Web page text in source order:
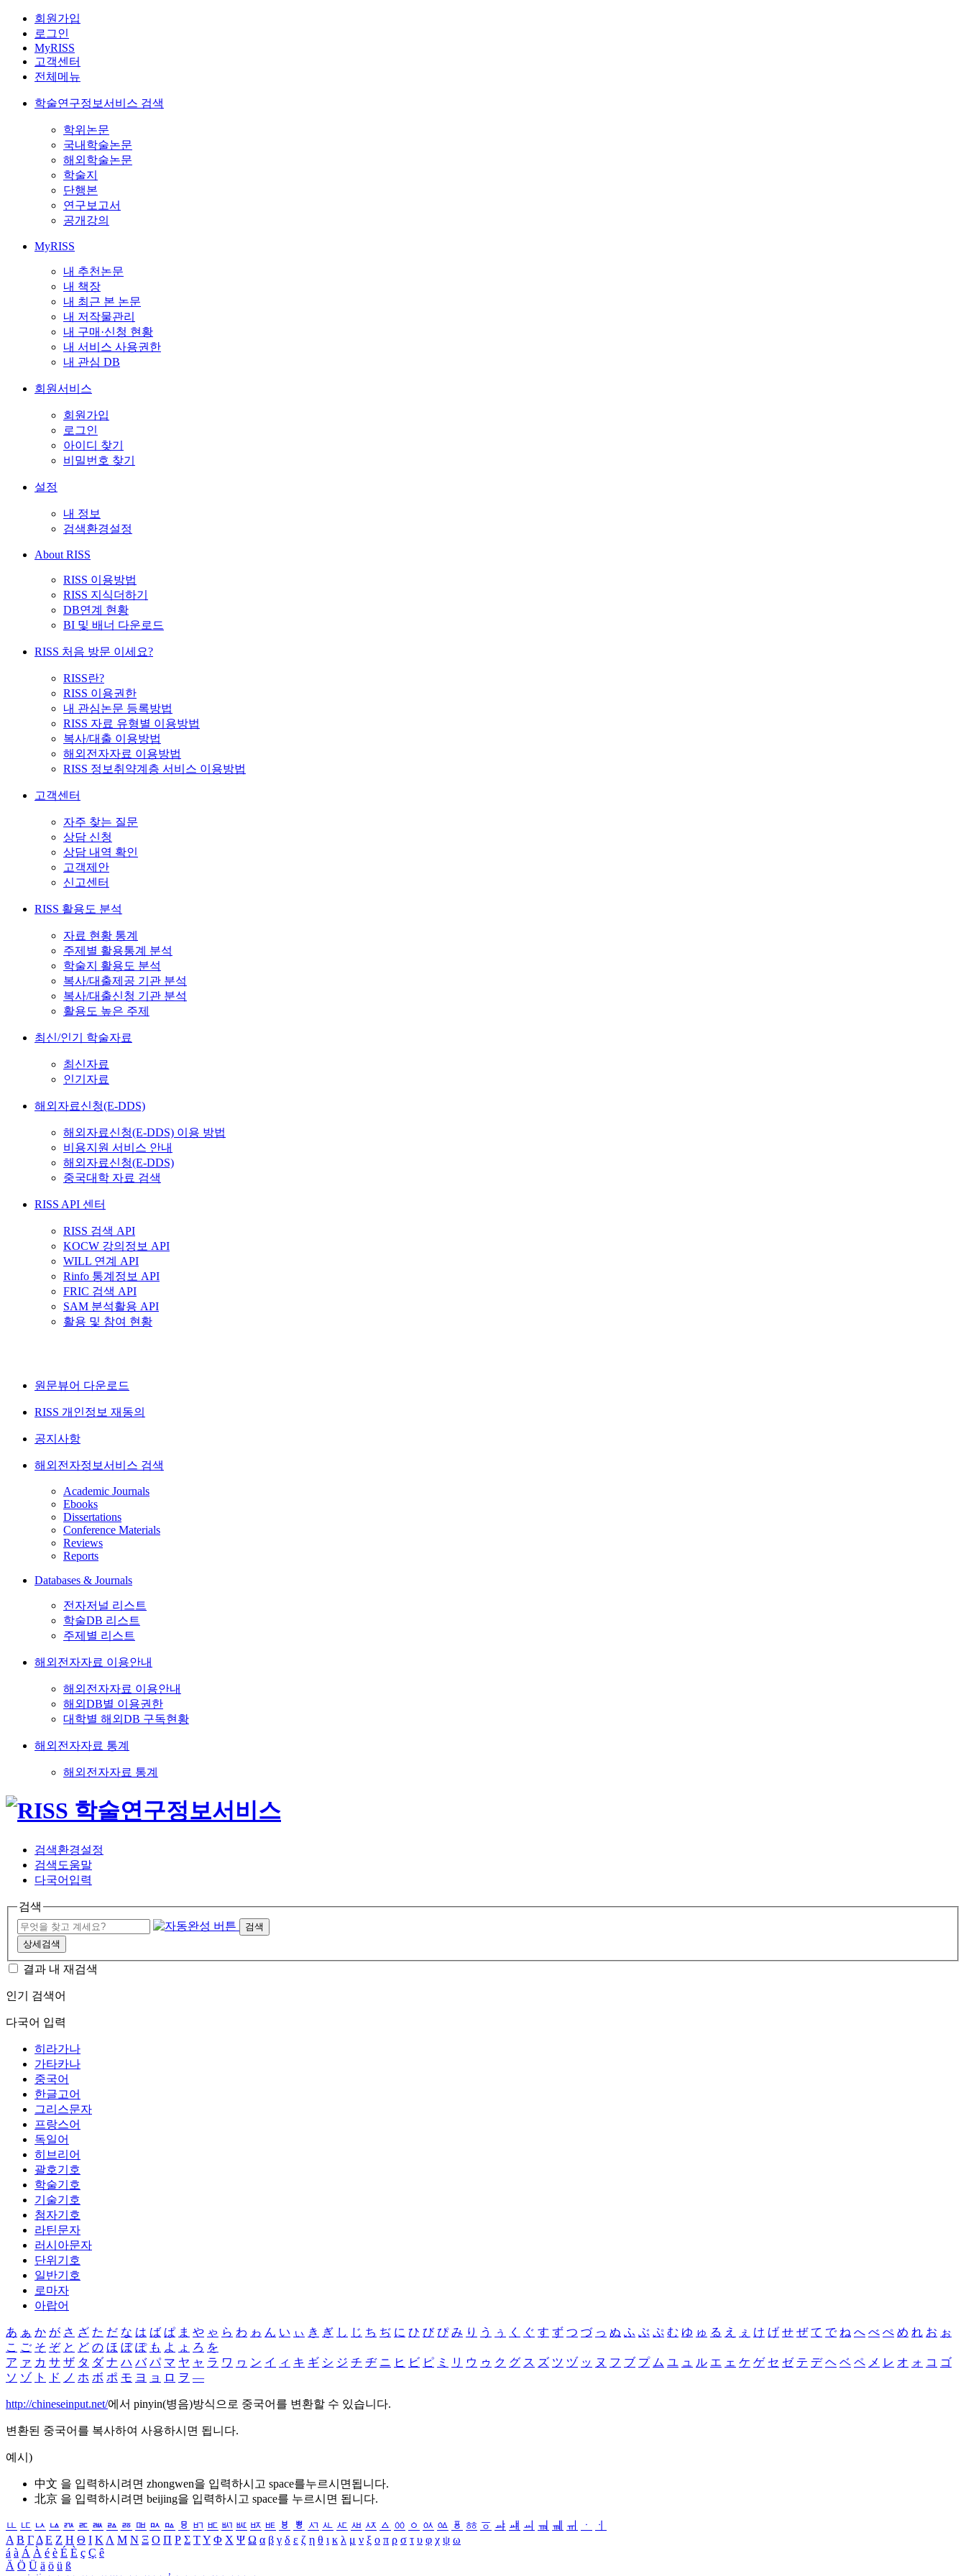
회원가입
로그인
MyRISS
고객센터
전체메뉴
학술연구정보서비스 검색
학위논문
국내학술논문
해외학술논문
학술지
단행본
연구보고서
공개강의
MyRISS
내 추천논문
내 책장
내 최근 본 논문
내 저작물관리
내 구매·신청 현황
내 서비스 사용권한
내 관심 DB
회원서비스
회원가입
로그인
아이디 찾기
비밀번호 찾기
설정
내 정보
검색환경설정
About RISS
RISS 이용방법
RISS 지식더하기
DB연계 현황
BI 및 배너 다운로드
RISS 처음 방문 이세요?
RISS란?
RISS 이용권한
내 관심논문 등록방법
RISS 자료 유형별 이용방법
복사/대출 이용방법
해외전자자료 이용방법
RISS 정보취약계층 서비스 이용방법
고객센터
자주 찾는 질문
상담 신청
상담 내역 확인
고객제안
신고센터
RISS 활용도 분석
자료 현황 통계
주제별 활용통계 분석
학술지 활용도 분석
복사/대출제공 기관 분석
복사/대출신청 기관 분석
활용도 높은 주제
최신/인기 학술자료
최신자료
인기자료
해외자료신청(E-DDS)
해외자료신청(E-DDS) 이용 방법
비용지원 서비스 안내
해외자료신청(E-DDS)
중국대학 자료 검색
RISS API 센터
RISS 검색 API
KOCW 강의정보 API
WILL 연계 API
Rinfo 통계정보 API
FRIC 검색 API
SAM 분석활용 API
활용 및 참여 현황
원문뷰어 다운로드
RISS 개인정보 재동의
공지사항
해외전자정보서비스 검색
Academic Journals
Ebooks
Dissertations
Conference Materials
Reviews
Reports
Databases & Journals
전자저널 리스트
학술DB 리스트
주제별 리스트
해외전자자료 이용안내
해외전자자료 이용안내
해외DB별 이용권한
대학별 해외DB 구독현황
해외전자자료 통계
해외전자자료 통계
검색환경설정
검색도움말
다국어입력
검색
검색
상세검색
결과 내 재검색
인기 검색어
다국어 입력
히라가나
가타카나
중국어
한글고어
그리스문자
프랑스어
독일어
히브리어
괄호기호
학술기호
기술기호
첨자기호
라틴문자
러시아문자
단위기호
일반기호
로마자
아랍어
あ ぁ か が さ ざ た だ な は ば ぱ ま や ゃ ら わ ゎ ん い ぃ き ぎ し じ ち ぢ に ひ び ぴ み り う ぅ く ぐ す ず つ づ っ ぬ ふ ぶ ぷ む ゆ ゅ る え ぇ け げ せ ぜ て で ね へ べ ぺ め れ お ぉ
こ ご そ ぞ と ど の ほ ぼ ぽ も よ ょ ろ を
ア ァ カ サ ザ タ ダ ナ ハ バ パ マ ヤ ャ ラ ワ ヮ ン イ ィ キ ギ シ ジ チ ヂ ニ ヒ ビ ピ ミ リ ウ ゥ ク グ ス ズ ツ ヅ ッ ヌ フ ブ プ ム ユ ュ ル エ ェ ケ ゲ セ ゼ テ デ ヘ ベ ペ メ レ オ ォ コ ゴ
ソ ゾ ト ド ノ ホ ボ ポ モ ヨ ョ ロ ヲ ―
http://chineseinput.net/에서 pinyin(병음)방식으로 중국어를 변환할 수 있습니다.
변환된 중국어를 복사하여 사용하시면 됩니다.
예시)
中文 을 입력하시려면 zhongwen을 입력하시고 space를누르시면됩니다.
北京 을 입력하시려면 beijing을 입력하시고 space를 누르시면 됩니다.
ㅥ ㅦ ㅧ ㅨ ㅩ ㅪ ㅫ ㅬ ㅭ ㅮ ㅯ ㅰ ㅱ ㅲ ㅳ ㅴ ㅵ ㅶ ㅷ ㅸ ㅹ ㅺ ㅻ ㅼ ㅽ ㅾ ㅿ ㆀ ㆁ ㆂ ㆃ ㆄ ㆅ ㆆ ㆇ ㆈ ㆉ ㆊ ㆋ ㆌ ㆍ
ㆎ
Α Β ΓΔ Ε Ζ Η Θ Ι ΚΛ Μ Ν Ξ Ο Π Ρ Σ ΤΥ Φ Χ Ψ Ω α β γ δ ε ζ η θ ι κ λ μ ν ξ ο π ρ σ τ υ φ χ ψ ω
á à Á À é è É È ç Ç ê
Ä Ö Ü ä ö ü ß